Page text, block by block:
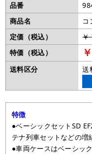
品番
商品名
コ
定価（税込）
￥
特価（税込）
送料区分
送
特徴
●ベーシックセットSD
テナ列車セットなどの増
●車両ケースはベーシッ